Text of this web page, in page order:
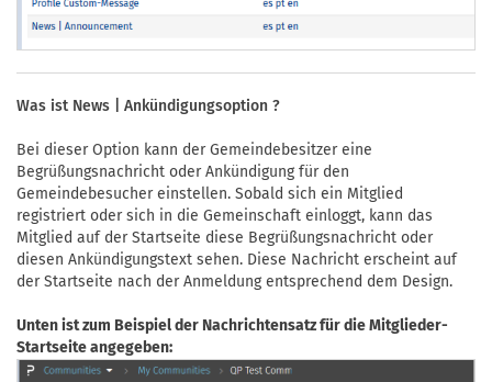
Was ist News | Ankündigungsoption ?
Bei dieser Option kann der Gemeindebesitzer eine
Begrüßungsnachricht oder Ankündigung für den
Gemeindebesucher einstellen. Sobald sich ein Mitglied
registriert oder sich in die Gemeinschaft einloggt, kann das
Mitglied auf der Startseite diese Begrüßungsnachricht oder
diesen Ankündigungstext sehen. Diese Nachricht erscheint auf
der Startseite nach der Anmeldung entsprechend dem Design.
Unten ist zum Beispiel der Nachrichtensatz für die Mitglieder-
Startseite angegeben: